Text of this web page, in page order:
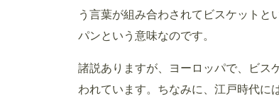
う言葉が組み合わされてビスケットと
パンという意味なのです。
諸説ありますが、ヨーロッパで、ビス
われています。ちなみに、江戸時代に